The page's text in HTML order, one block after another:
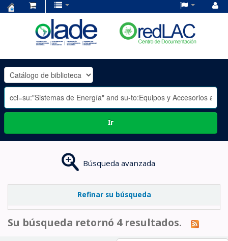
OLADE
-
Ir
Búsqueda avanzada
Refinar su búsqueda
Su búsqueda retornó 4 resultados.